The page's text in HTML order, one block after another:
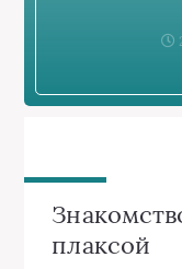
плаксой